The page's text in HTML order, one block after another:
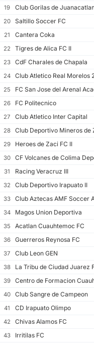
19
Club Gorilas de
20
Saltillo Soccer FC
21
Cantera Coka
22
Tigres de Alica FC II
23
CdF Charales de Chapala
24
Club Atletico Real Morelos
25
FC San Jose del Arenal
26
FC Politecnico
27
Club Atletico Inter Capital
28
Club Deportivo Mineros de
29
Heroes de Zaci FC II
30
CF Volcanes de Colima
31
Racing Veracruz III
32
Club Deportivo Irapuato II
33
Club Aztecas AMF Soccer
34
Magos Union Deportiva
35
Acatlan Cuauhtemoc FC
36
Guerreros Reynosa FC
37
Club Leon GEN
38
La Tribu de Ciudad Juarez
39
Centro de Formacion
40
Club Sangre de Campeon
41
CD Irapuato Olimpo
42
Chivas Alamos FC
43
Irritilas FC